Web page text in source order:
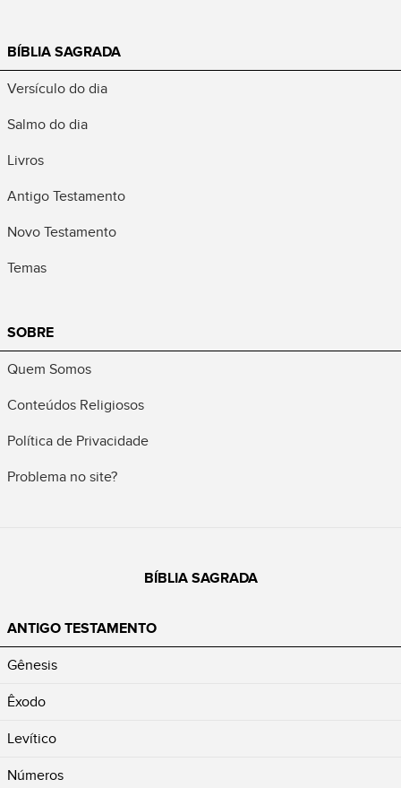
BÍBLIA SAGRADA
Versículo do dia
Salmo do dia
Livros
Antigo Testamento
Novo Testamento
Temas
SOBRE
Quem Somos
Conteúdos Religiosos
Política de Privacidade
Problema no site?
BÍBLIA SAGRADA
ANTIGO TESTAMENTO
Gênesis
Êxodo
Levítico
Números